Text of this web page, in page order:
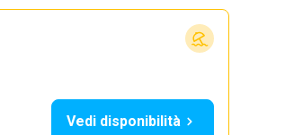
Vedi disponibilità